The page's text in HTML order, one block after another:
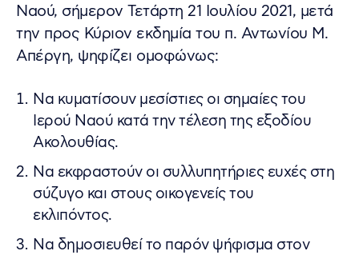
Ναού, σήμερον Τετάρτη 21 Ιουλίου 2021, μετά
την προς Κύριον εκδημία του π. Αντωνίου Μ.
Απέργη, ψηφίζει ομοφώνως:
Να κυματίσουν μεσίστιες οι σημαίες του
Ιερού Ναού κατά την τέλεση της εξοδίου
Ακολουθίας.
Να εκφραστούν οι συλλυπητήριες ευχές στη
σύζυγο και στους οικογενείς του
εκλιπόντος.
Να δημοσιευθεί το παρόν ψήφισμα στον